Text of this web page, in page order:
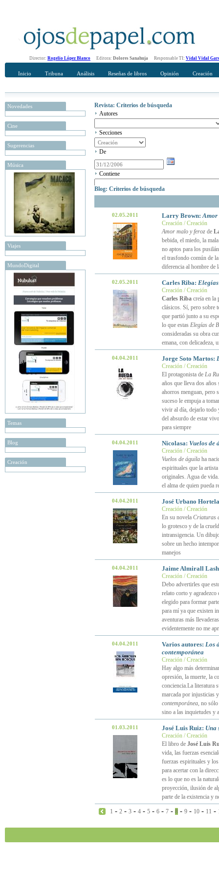
Director: Rogelio López Blanco Editora: Dolores Sanahuja Responsable TI: Vidal Vidal
Inicio Tribuna Análisis Reseñas de libros Opinión Creación
Novedades
Cine
Sugerencias
Música
Viajes
MundoDigital
Temas
Blog
Creación
Revista: Criterios de búsqueda
Autores
Secciones
De
Contiene
Blog: Criterios de búsqueda
02.05.2011 Larry Brown:Amor
Creación / Creación
Amor malo y ferozde
bebida, el miedo, la
no aptos para los
el trasfondo común de
diferencia al hombre de
02.05.2011 Carles Riba:
Creación / Creación
Carles Ribacreía en la
clásicos. Sí, pero sobre
que partió junto a su
lo que estas Elegías de
consideradas su obra
emana, con delicadeza,
04.04.2011 Jorge Soto Martos:
Creación / Creación
El protagonista de La
años que lleva dos
ahorros menguan, pero
suceso le empuja a
vivir al día, dejarlo todo
del absurdo de estar
para siempre
04.04.2011 Nicolasa: Vuelos de
Creación / Creación
Vuelos de águilaha
espirituales que la
originales. Agua de
el alma de quien pueda
04.04.2011 José Urbano
Creación / Creación
En su novela Criaturas
lo grotesco y de la
intransigencia. Un
sobre un hecho
manejos
04.04.2011 Jaime Almirall
Creación / Creación
Debo advertirles que
relato corto y agradezco
elegido para formar
para mí ya que existen
aventuras más
evidentemente no me
04.04.2011 Varios autores: Los
contemporánea
Creación / Creación
Hay algo más
opresión, la muerte, la
conciencia.La literatura
marcada por injusticias
contemporánea, no sólo
sino a las inquietudes y
01.03.2011 José Luis Ruiz: Una
Creación / Creación
El libro de José Luis
vida, las fuerzas
fuerzas espirituales y
para acertar con la
es lo que no es la
proyección, ilusión de
parte de la existencia y
1 - 2 - 3 - 4 - 5 - 6 - 7 - 8 - 9 - 10 - 11 -